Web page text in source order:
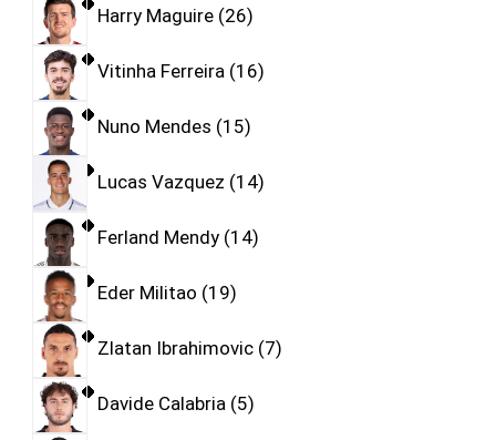
Harry Maguire 26
Vitinha Ferreira 16
Nuno Mendes 15
Lucas Vazquez 14
Ferland Mendy 14
Eder Militao 19
Zlatan Ibrahimovic 7
Davide Calabria 5